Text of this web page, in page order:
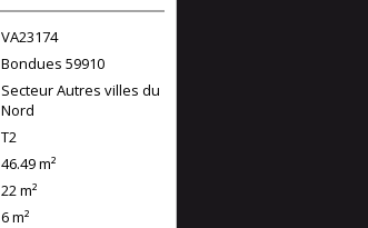
VA23174
Bondues 59910
Secteur Autres villes du
Nord
T2
46.49m²
22m²
6m²